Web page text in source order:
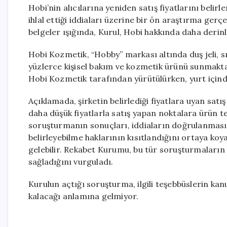
Hobi’nin alıcılarına yeniden satış fiyatlarını
ihlal ettiği iddiaları üzerine bir ön araştırma
belgeler ışığında, Kurul, Hobi hakkında daha
Hobi Kozmetik, “Hobby” markası altında duş jeli,
yüzlerce kişisel bakım ve kozmetik ürünü
Hobi Kozmetik tarafından yürütülürken, yurt
Açıklamada, şirketin belirlediği fiyatlara uyan
daha düşük fiyatlarla satış yapan noktalara
soruşturmanın sonuçları, iddiaların
belirleyebilme haklarının kısıtlandığını ortaya
gelebilir. Rekabet Kurumu, bu tür
sağladığını vurguladı.
Kurulun açtığı soruşturma, ilgili teşebbüslerin
kalacağı anlamına gelmiyor.